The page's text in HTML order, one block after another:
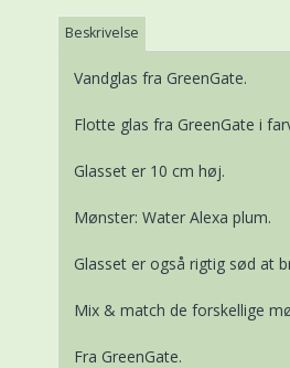
Beskrivelse
Vandglas fra GreenGate.
Flotte glas fra GreenGate i
Glasset er 10 cm høj.
Mønster: Water Alexa plum.
Glasset er også rigtig sød at
Mix & match de forskellige
Fra GreenGate.